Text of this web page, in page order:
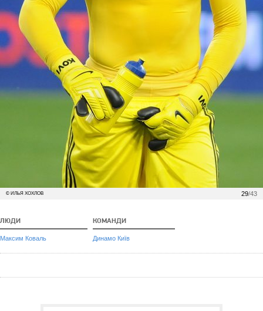
29/43
© ИЛЬЯ ХОХЛОВ
ЛЮДИ
Максим Коваль
КОМАНДИ
Динамо Київ